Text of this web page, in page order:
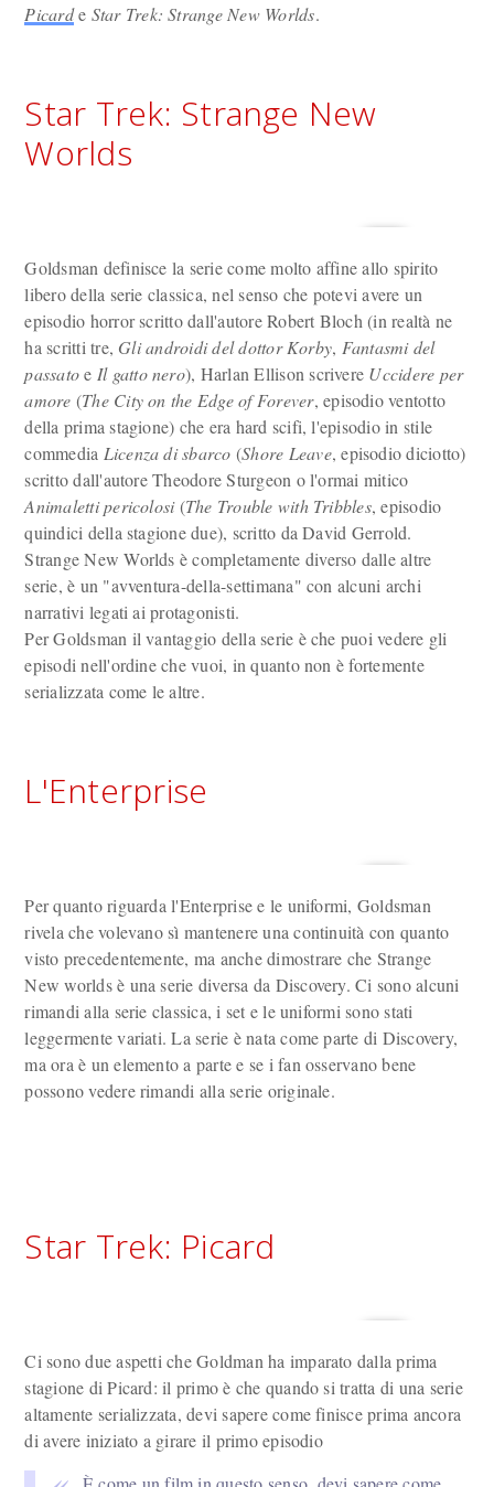
Picarde Star Trek: Strange New Worlds.
Star Trek: Strange New
Worlds
Goldsman definisce la serie come molto affine allo spirito
libero della serie classica, nel senso che potevi avere un
episodio horror scritto dall'autore Robert Bloch (in realtà ne
ha scritti tre, Gli androidi del dottor Korby, Fantasmi del
passatoe Il gatto nero), Harlan Ellison scrivere Uccidere per
amore (The City on the Edge of Forever, episodio ventotto
della prima stagione) che era hard scifi, l'episodio in stile
commedia Licenza di sbarco (Shore Leave, episodio diciotto)
scritto dall'autore Theodore Sturgeon o l'ormai mitico
Animaletti pericolosi(The Trouble with Tribbles, episodio
quindici della stagione due), scritto da David Gerrold.
Strange New Worlds è completamente diverso dalle altre
serie, è un "avventura-della-settimana" con alcuni archi
narrativi legati ai protagonisti.
Per Goldsman il vantaggio della serie è che puoi vedere gli
episodi nell'ordine che vuoi, in quanto non è fortemente
serializzata come le altre.
L'Enterprise
Per quanto riguarda l'Enterprise e le uniformi, Goldsman
rivela che volevano sì mantenere una continuità con quanto
visto precedentemente, ma anche dimostrare che Strange
New worlds è una serie diversa da Discovery. Ci sono alcuni
rimandi alla serie classica, i set e le uniformi sono stati
leggermente variati. La serie è nata come parte di Discovery,
ma ora è un elemento a parte e se i fan osservano bene
possono vedere rimandi alla serie originale.
Star Trek: Picard
Ci sono due aspetti che Goldman ha imparato dalla prima
stagione di Picard: il primo è che quando si tratta di una serie
altamente serializzata, devi sapere come finisce prima ancora
di avere iniziato a girare il primo episodio